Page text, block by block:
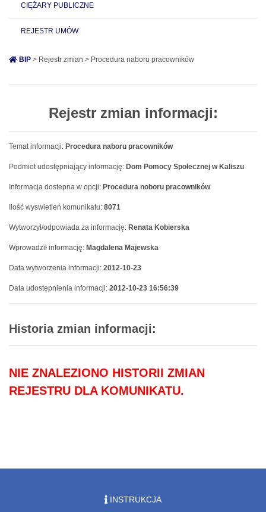
CIĘŻARY PUBLICZNE
REJESTR UMÓW
BIP > Rejestr zmian > Procedura naboru pracowników
Rejestr zmian informacji:
Temat informacji: Procedura naboru pracowników
Podmiot udostępniający informację: Dom Pomocy Społecznej w Kaliszu
Informacja dostepna w opcji: Procedura noboru pracowników
Ilość wyswietleń komunikatu: 8071
Wytworzył/odpowiada za informację: Renata Kobierska
Wprowadził informację: Magdalena Majewska
Data wytworzenia informacji: 2012-10-23
Data udostępnienia informacji: 2012-10-23 16:56:39
Historia zmian informacji:
NIE ZNALEZIONO HISTORII ZMIAN
REJESTRU DLA KOMUNIKATU.
INSTRUKCJA